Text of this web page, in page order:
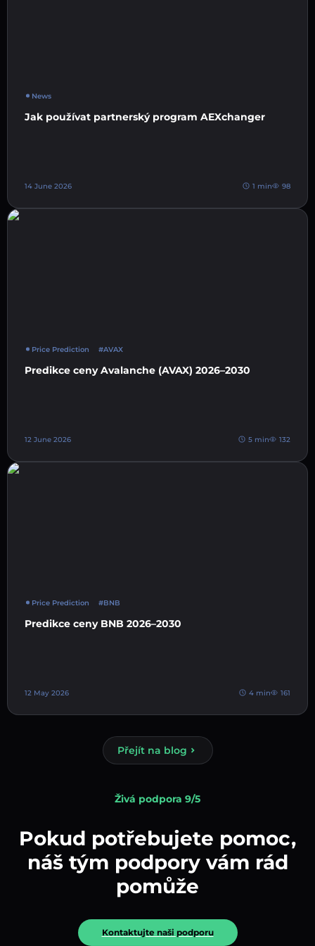
News
Jak používat partnerský program AEXchanger
14 June 2026 1 min 98
Price Prediction #AVAX
Predikce ceny Avalanche (AVAX) 2026–2030
12 June 2026 5 min 132
Price Prediction #BNB
Predikce ceny BNB 2026–2030
12 May 2026 4 min 161
Přejít na blog
Živá podpora 9/5
Pokud potřebujete pomoc,
náš tým podpory vám rád
pomůže
Kontaktujte naši podporu